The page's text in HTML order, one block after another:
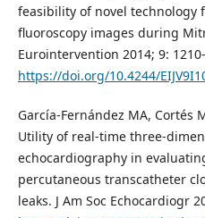
feasibility of novel technology
fluoroscopy images during
Eurointervention 2014; 9:
https://doi.org/10.4244/
García-Fernández MA, Cortés
Utility of real-time three-
echocardiography in
percutaneous transcatheter
leaks. J Am Soc Echocardiogr